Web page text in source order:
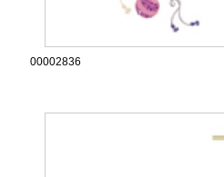
00002836